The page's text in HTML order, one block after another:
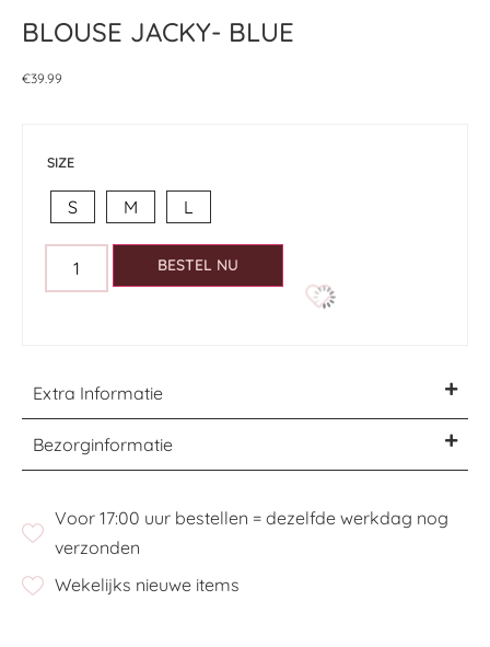
BLOUSE JACKY- BLUE
€39.99
SIZE
S M L
BESTEL NU
Extra Informatie
Bezorginformatie
Voor 17:00 uur bestellen = dezelfde werkdag nog
verzonden
Wekelijks nieuwe items